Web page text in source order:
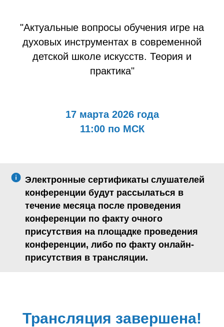
"Актуальные вопросы обучения игре на
духовых инструментах в современной
детской школе искусств. Теория и
практика"
17 марта 2026 года
11:00 по МСК
Электронные сертификаты слушателей
конференции будут рассылаться в
течение месяца после проведения
конференции по факту очного
присутствия на площадке проведения
конференции, либо по факту онлайн-
присутствия в трансляции.
Трансляция завершена!